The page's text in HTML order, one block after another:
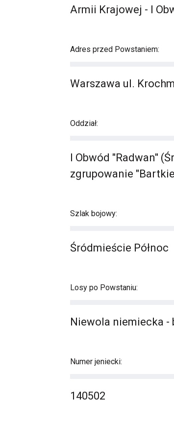
Armii Krajowej - I
Adres przed Powstaniem:
Warszawa ul.
Oddział:
I Obwód "Radwan"
zgrupowanie
Szlak bojowy:
Śródmieście Północ
Losy po Powstaniu:
Niewola niemiecka
Numer jeniecki:
140502